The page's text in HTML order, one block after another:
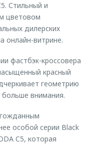
Стильный и
цветовом
дилерских
онлайн-витрине.
фастбэк-кроссовера
красный
геометрию
внимания.
особой серии Black
C5, которая